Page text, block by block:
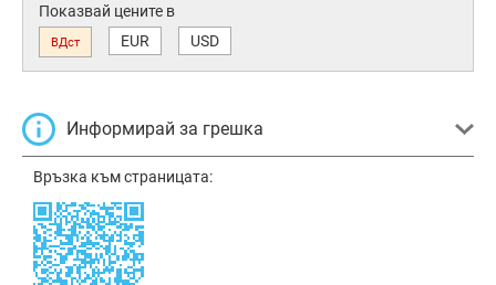
Показвай цените в
ВДст EUR USD
Информирай за грешка
Връзка към страницата: